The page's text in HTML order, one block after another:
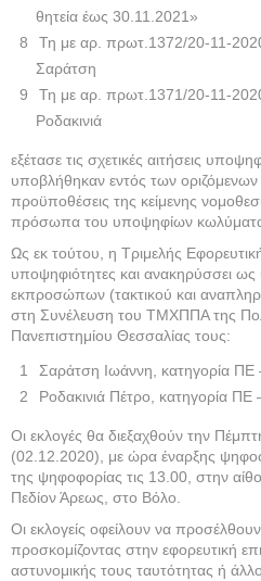
θητεία έως 30.11.2021»
Τη με αρ. πρωτ.1372/20-11-
Σαράτση
Τη με αρ. πρωτ.1371/20-11-
Ροδακινιά
εξέτασε τις σχετικές αιτήσεις
υποβλήθηκαν εντός των
προϋποθέσεις της κείμενης
πρόσωπα του υποψηφίων κωλύματα
Ως εκ τούτου, η Τριμελής
υποψηφιότητες και ανακηρύσσει ως
εκπροσώπων (τακτικού και
στη Συνέλευση του ΤΜΧΠΠΑ της
Πανεπιστημίου Θεσσαλίας τους:
Σαράτση Ιωάννη, κατηγορία ΠΕ
Ροδακινιά Πέτρο, κατηγορία ΠΕ
Οι εκλογές θα διεξαχθούν την
(02.12.2020), με ώρα έναρξης
της ψηφοφορίας τις 13.00, στην
Πεδίον Άρεως, στο Βόλο.
Οι εκλογείς οφείλουν να προσέλθουν
προσκομίζοντας στην εφορευτική
αστυνομικής τους ταυτότητας ή